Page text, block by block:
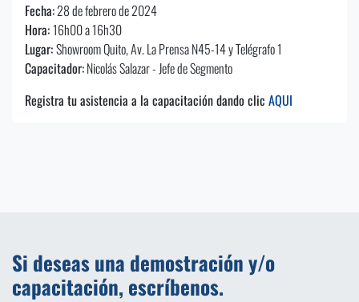
Fecha:28 de febrero de 2024
Hora:16h00 a 16h30
Lugar:Showroom Quito, Av. La Prensa N45-14 y Telégrafo 1
Capacitador:Nicolás Salazar - Jefe de Segmento
Registra tu asistencia a la capacitación dando clic AQUI
Si deseas una demostración y/o
capacitación, escríbenos.